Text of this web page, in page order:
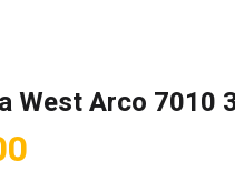
West Arco 7010